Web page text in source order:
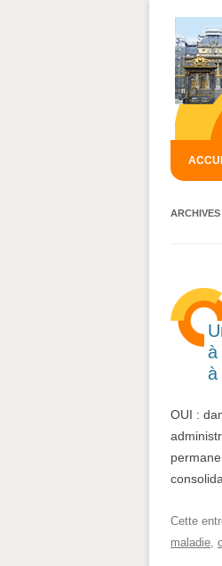
à
à
OUI :
Cette
maladie,